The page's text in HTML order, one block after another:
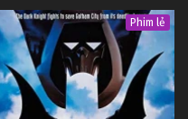
Phim lẻ